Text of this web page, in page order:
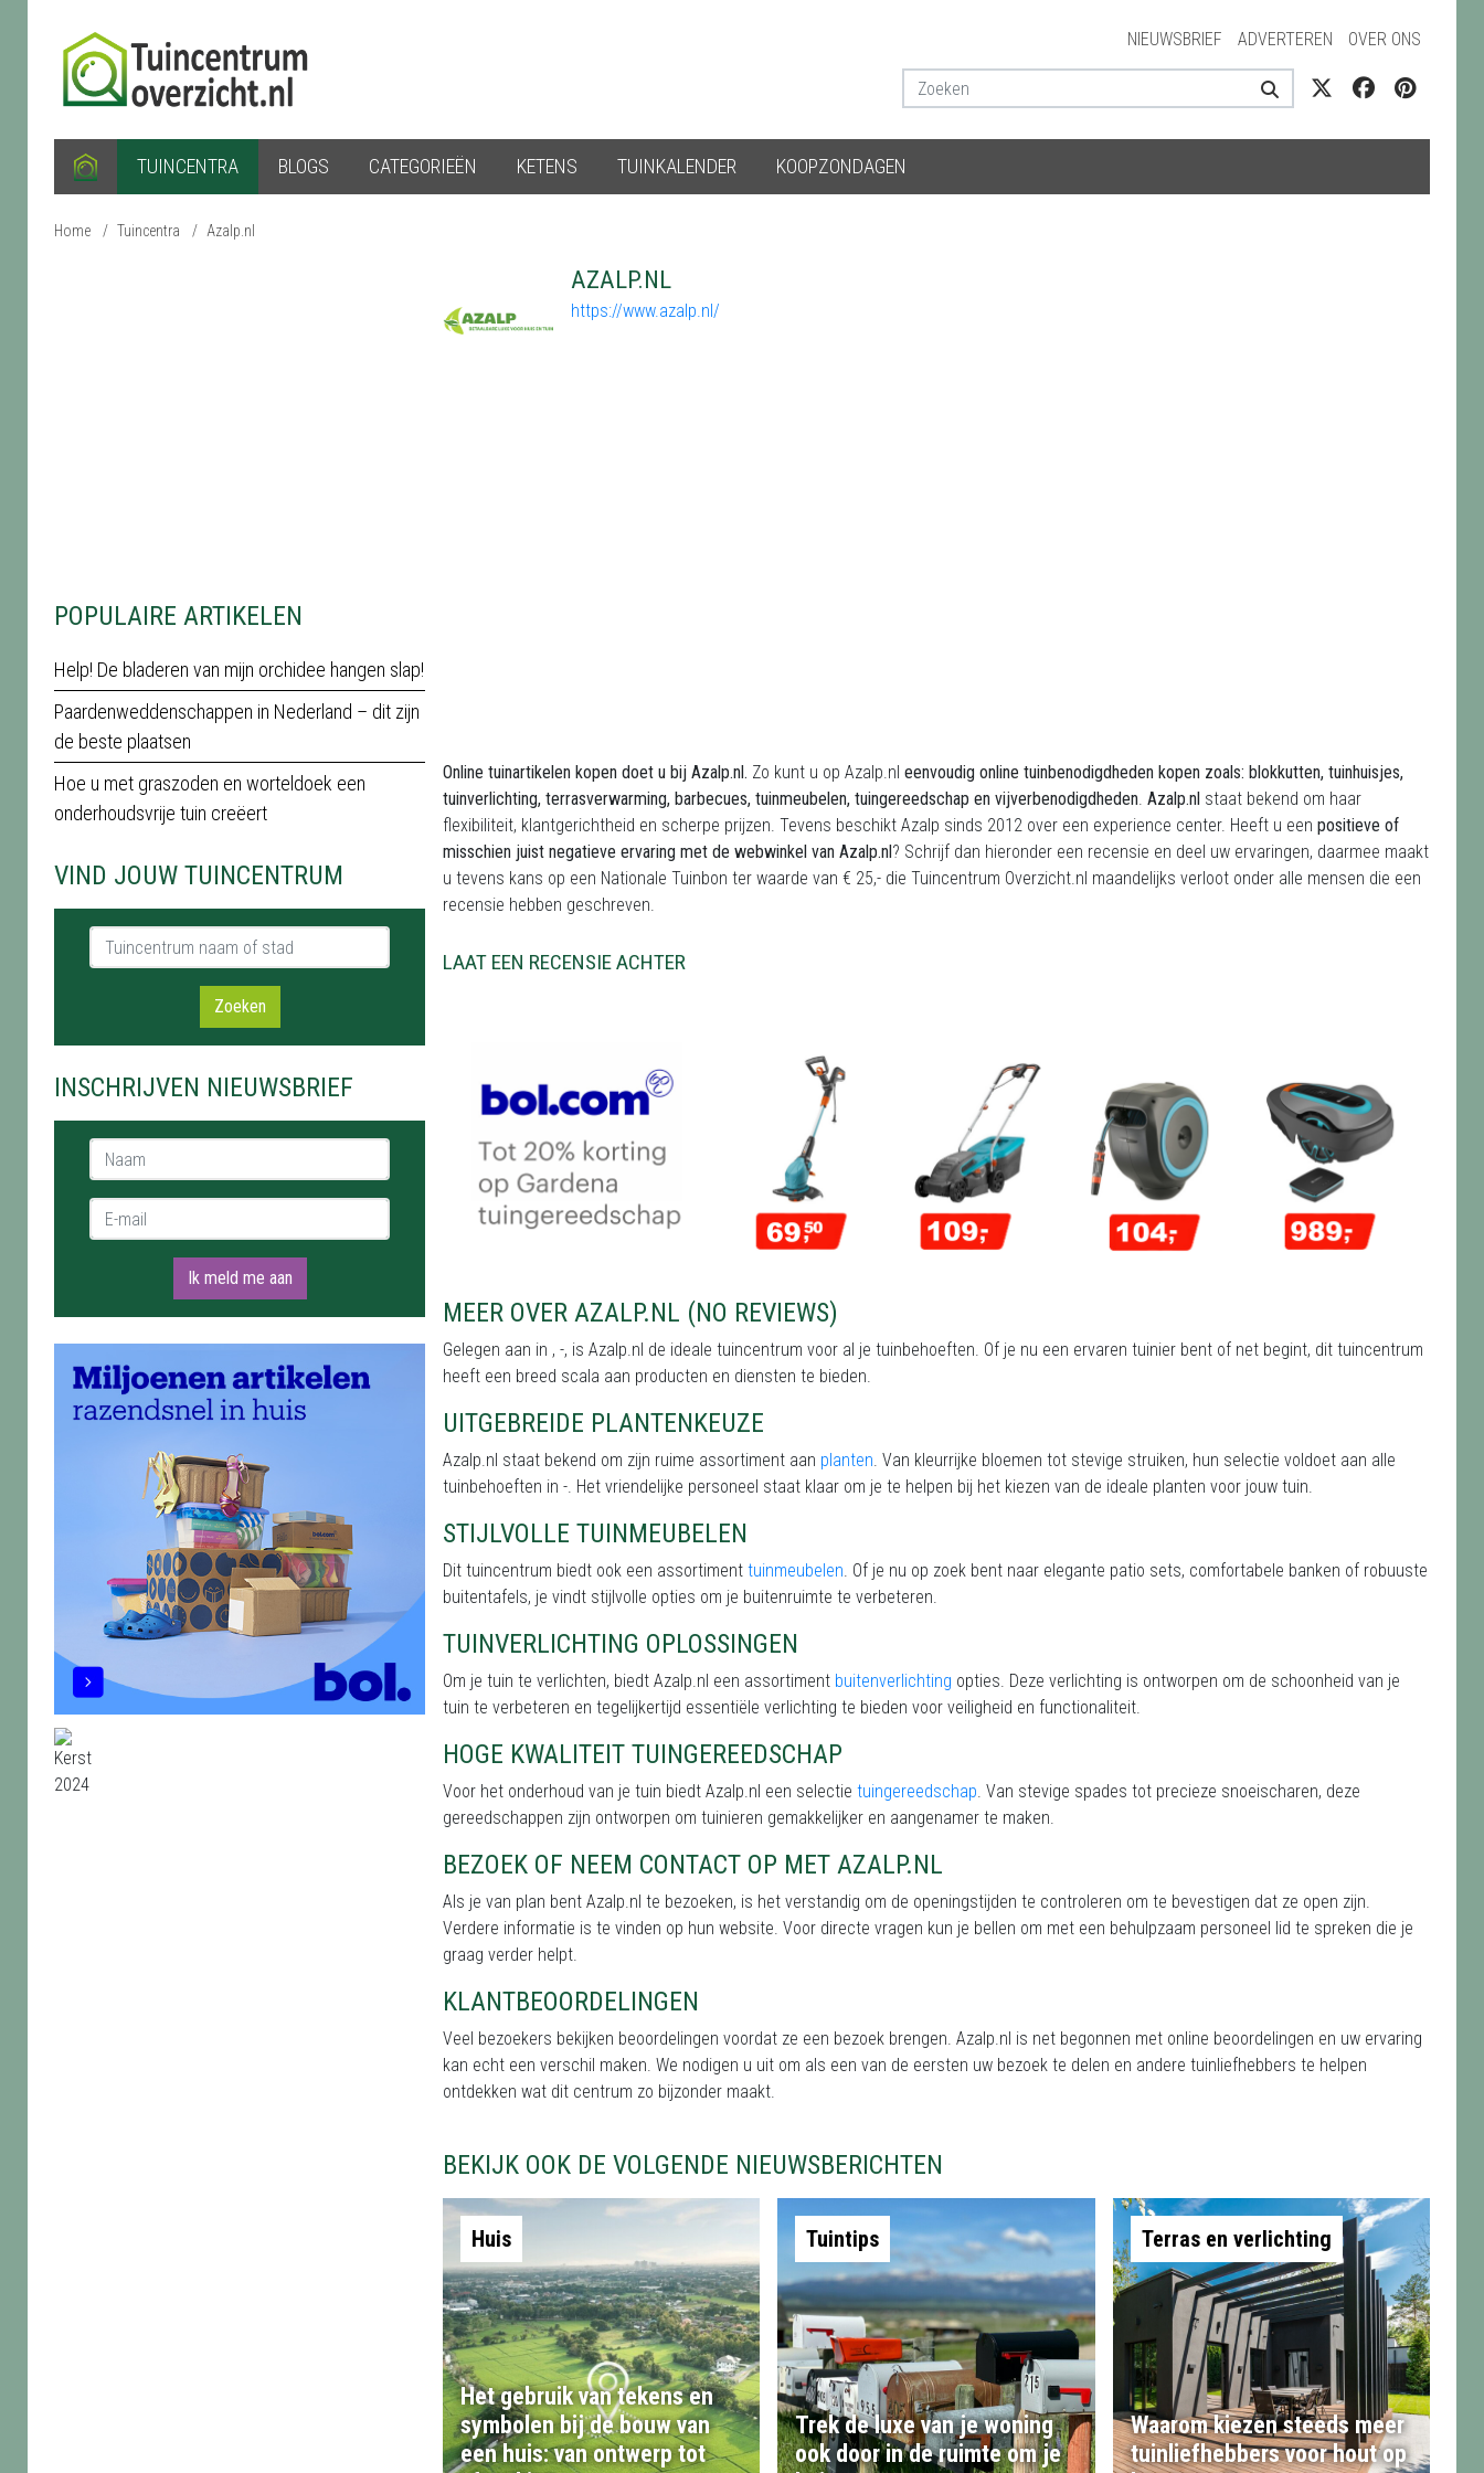
NIEUWSBRIEF ADVERTEREN OVER ONS
TUINCENTRA BLOGS CATEGORIEËN KETENS TUINKALENDER KOOPZONDAGEN
Home / Tuincentra / Azalp.nl
POPULAIRE ARTIKELEN
Help! De bladeren van mijn orchidee hangen slap!
Paardenweddenschappen in Nederland – dit zijn
de beste plaatsen
Hoe u met graszoden en worteldoek een
onderhoudsvrije tuin creëert
VIND JOUW TUINCENTRUM
Tuincentrum naam of stad
Zoeken
INSCHRIJVEN NIEUWSBRIEF
Naam *
E-mail *
Ik meld me aan
AZALP.NL
https://www.azalp.nl/
Online tuinartikelen kopen doet u bij Azalp.nl. Zo kunt u op Azalp.nl eenvoudig online tuinbenodigdheden kopen zoals: blokkutten, tuinhuisjes,
tuinverlichting, terrasverwarming, barbecues, tuinmeubelen, tuingereedschap en vijverbenodigdheden. Azalp.nl staat bekend om haar
flexibiliteit, klantgerichtheid en scherpe prijzen. Tevens beschikt Azalp sinds 2012 over een experience center. Heeft u een positieve of
misschien juist negatieve ervaring met de webwinkel van Azalp.nl? Schrijf dan hieronder een recensie en deel uw ervaringen, daarmee maakt
u tevens kans op een Nationale Tuinbon ter waarde van € 25,- die Tuincentrum Overzicht.nl maandelijks verloot onder alle mensen die een
recensie hebben geschreven.
LAAT EEN RECENSIE ACHTER
MEER OVER AZALP.NL (NO REVIEWS)
Gelegen aan in , -, is Azalp.nl de ideale tuincentrum voor al je tuinbehoeften. Of je nu een ervaren tuinier bent of net begint, dit tuincentrum
heeft een breed scala aan producten en diensten te bieden.
UITGEBREIDE PLANTENKEUZE
Azalp.nl staat bekend om zijn ruime assortiment aan planten . Van kleurrijke bloemen tot stevige struiken, hun selectie voldoet aan alle
tuinbehoeften in -. Het vriendelijke personeel staat klaar om je te helpen bij het kiezen van de ideale planten voor jouw tuin.
STIJLVOLLE TUINMEUBELEN
Dit tuincentrum biedt ook een assortiment tuinmeubelen . Of je nu op zoek bent naar elegante patio sets, comfortabele banken of robuuste
buitentafels, je vindt stijlvolle opties om je buitenruimte te verbeteren.
TUINVERLICHTING OPLOSSINGEN
Om je tuin te verlichten, biedt Azalp.nl een assortiment buitenverlichting opties. Deze verlichting is ontworpen om de schoonheid van je
tuin te verbeteren en tegelijkertijd essentiële verlichting te bieden voor veiligheid en functionaliteit.
HOGE KWALITEIT TUINGEREEDSCHAP
Voor het onderhoud van je tuin biedt Azalp.nl een selectie tuingereedschap . Van stevige spades tot precieze snoeischaren, deze
gereedschappen zijn ontworpen om tuinieren gemakkelijker en aangenamer te maken.
BEZOEK OF NEEM CONTACT OP MET AZALP.NL
Als je van plan bent Azalp.nl te bezoeken, is het verstandig om de openingstijden te controleren om te bevestigen dat ze open zijn.
Verdere informatie is te vinden op hun website. Voor directe vragen kun je bellen om met een behulpzaam personeel lid te spreken die je
graag verder helpt.
KLANTBEOORDELINGEN
Veel bezoekers bekijken beoordelingen voordat ze een bezoek brengen. Azalp.nl is net begonnen met online beoordelingen en uw ervaring
kan echt een verschil maken. We nodigen u uit om als een van de eersten uw bezoek te delen en andere tuinliefhebbers te helpen
ontdekken wat dit centrum zo bijzonder maakt.
BEKIJK OOK DE VOLGENDE NIEUWSBERICHTEN
Huis
Het gebruik van tekens en
symbolen bij de bouw van
een huis: van ontwerp tot
Tuintips
Trek de luxe van je woning
ook door in de ruimte om je
Terras en verlichting
Waarom kiezen steeds meer
tuinliefhebbers voor hout op